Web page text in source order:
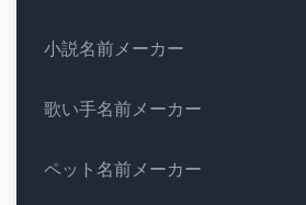
小説名前メーカー
歌い手名前メーカー
ペット名前メーカー